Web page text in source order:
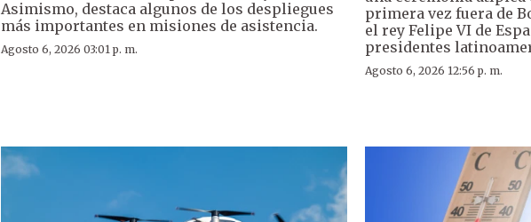
Asimismo, destaca algunos de los despliegues
más importantes en misiones de asistencia.
Agosto 6, 2026 03:01 p. m.
primera vez fuera de
el rey Felipe VI de
presidentes
Agosto 6, 2026 12:56 p. m.